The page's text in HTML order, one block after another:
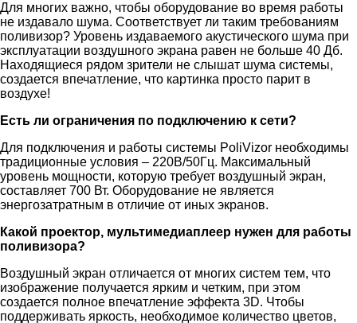
Для многих важно, чтобы оборудование во время работы
не издавало шума. Соответствует ли таким требованиям
поливизор? Уровень издаваемого акустического шума при
эксплуатации воздушного экрана равен не больше 40 Дб.
Находящиеся рядом зрители не слышат шума системы,
создается впечатление, что картинка просто парит в
воздухе!
Есть ли ограничения по подключению к сети?
Для подключения и работы системы PoliVizor необходимы
традиционные условия – 220В/50Гц. Максимальный
уровень мощности, которую требует воздушный экран,
составляет 700 Вт. Оборудование не является
энергозатратным в отличие от иных экранов.
Какой проектор, мультимедиаплеер нужен для работы
поливизора?
Воздушный экран отличается от многих систем тем, что
изображение получается ярким и четким, при этом
создается полное впечатление эффекта 3D. Чтобы
поддерживать яркость, необходимое количество цветов,